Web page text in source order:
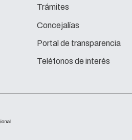
Trámites
Concejalías
Portal de transparencia
Teléfonos de interés